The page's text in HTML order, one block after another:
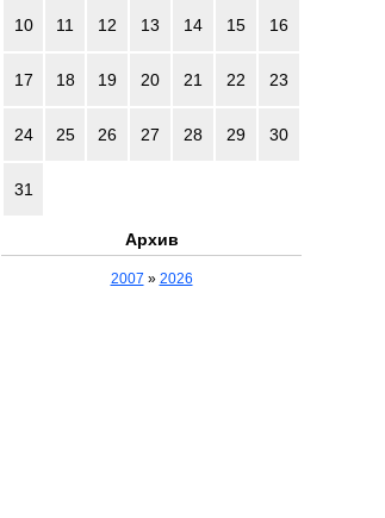
10 11 12 13 14 15 16
17 18 19 20 21 22 23
24 25 26 27 28 29 30
31
Архив
2007 » 2026